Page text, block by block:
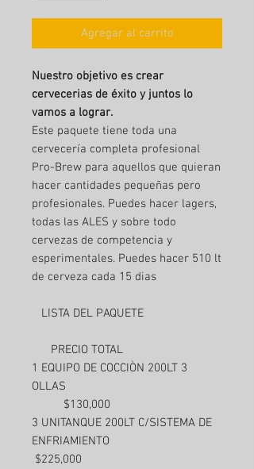
Agregar al carrito
Nuestro objetivo es crear
cervecerias de éxito y juntos lo
vamos a lograr.
Este paquete tiene toda una
cervecería completa profesional
Pro-Brew para aquellos que quieran
hacer cantidades pequeñas pero
profesionales. Puedes hacer lagers,
todas las ALES y sobre todo
cervezas de competencia y
esperimentales. Puedes hacer 510 lt
de cerveza cada 15 dias
LISTA DEL PAQUETE
PRECIO TOTAL
1 EQUIPO DE COCCIÒN 200LT 3
OLLAS
$130,000
3 UNITANQUE 200LT C/SISTEMA DE
ENFRIAMIENTO
$225,000